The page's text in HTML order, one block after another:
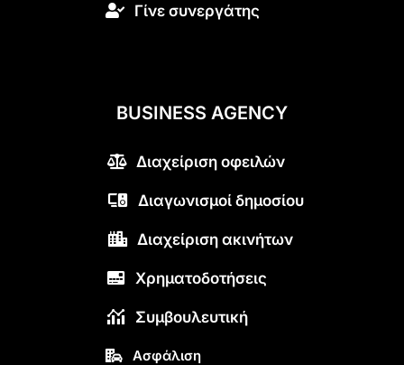
Γίνε συνεργάτης
BUSINESS AGENCY
Διαχείριση οφειλών
Διαγωνισμοί δημοσίου
Διαχείριση ακινήτων
Χρηματοδοτήσεις
Συμβουλευτική
Ασφάλιση